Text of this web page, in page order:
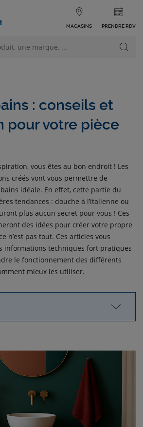
MAGASINS PRENDRE RDV
: conseils et
pour votre pièce
vous êtes au bon endroit ! Les
créés vont vous permettre de
idéale. En effet, cette partie du
tendances : douche à l’italienne ou
plus aucun secret pour vous ! Ces
des idées pour créer votre propre
n’est pas tout. Ces articles vous
informations techniques fort pratiques
le fonctionnement des différents
mieux les utiliser.